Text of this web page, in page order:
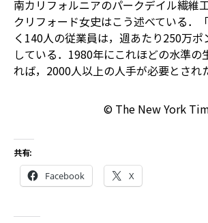
南カリフォルニアのパークデイル繊維
クリフォード女史はこう述べている．
く140人の従業員は，週あたり250万
している．1980年にこれほどの水準の
れば，2000人以上の人手が必要とされ
© The New York
共有:
Facebook X